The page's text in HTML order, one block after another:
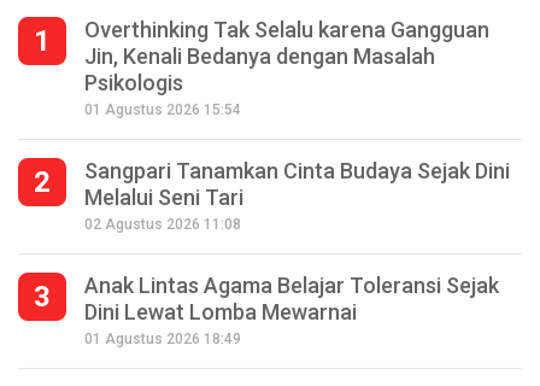
1
Overthinking Tak Selalu karena Gangguan
Jin, Kenali Bedanya dengan Masalah
Psikologis
01 Agustus 2026 15:54
2
Sangpari Tanamkan Cinta Budaya Sejak Dini
Melalui Seni Tari
02 Agustus 2026 11:08
3
Anak Lintas Agama Belajar Toleransi Sejak
Dini Lewat Lomba Mewarnai
01 Agustus 2026 18:49